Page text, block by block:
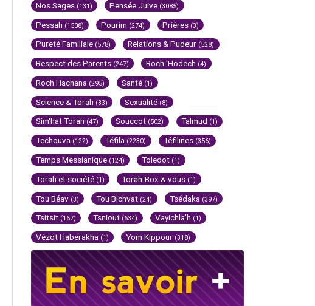
Nos Sages (131) Pensée Juive (3085)
Pessah (1508) Pourim (274) Prières (3)
Pureté Familiale (578) Relations & Pudeur (528)
Respect des Parents (247) Roch 'Hodech (4)
Roch Hachana (295) Santé (1)
Science & Torah (33) Sexualité (8)
Sim'hat Torah (47) Souccot (502) Talmud (1)
Techouva (122) Téfila (2230) Téfilines (356)
Temps Messianique (124) Toledot (1)
Torah et société (1) Torah-Box & vous (1)
Tou Béav (3) Tou Bichvat (24) Tsédaka (397)
Tsitsit (167) Tsniout (634) Vayichla'h (1)
Vézot Haberakha (1) Yom Kippour (318)